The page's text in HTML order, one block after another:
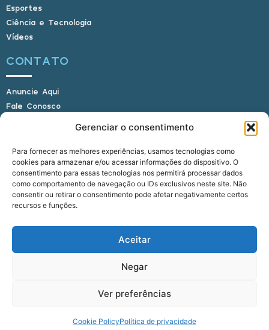
Gerenciar o consentimento
Para fornecer as melhores experiências, usamos tecnologias como
cookies para armazenar e/ou acessar informações do dispositivo. O
consentimento para essas tecnologias nos permitirá processar dados
como comportamento de navegação ou IDs exclusivos neste site. Não
consentir ou retirar o consentimento pode afetar negativamente certos
recursos e funções.
Aceitar
Negar
Ver preferências
Cookie PolicyPolítica de privacidade
Esportes
Ciência e Tecnologia
Vídeos
CONTATO
Anuncie Aqui
Fale Conosco
E-mail: alagoasbrasilnoticias@gmail.com
Telefone: (82) 9 9691-0391 (Whatsapp)
Responsável Técnico: Crysthyan Carlos
Rua do Sau - Centro - Anadia - AL - CEP:
© 2022 - 2026 Alagoas Brasil Notícias. Todos os
direitos reservados.
fiveagência